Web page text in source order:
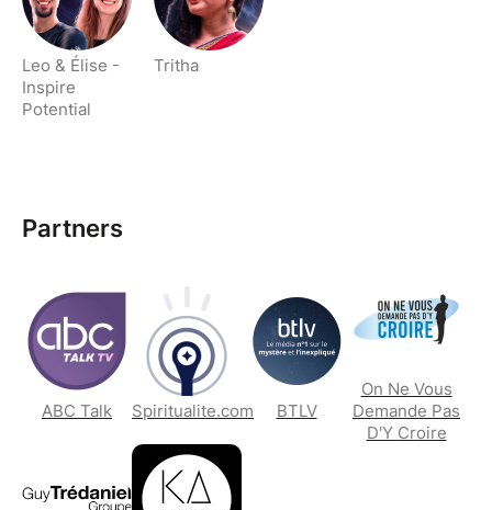
musicale".
Leo & Élise -
Inspire
Potential
Tritha
Partners
ABC Talk Spiritualite.com BTLV
On Ne Vous
Demande Pas
D'Y Croire